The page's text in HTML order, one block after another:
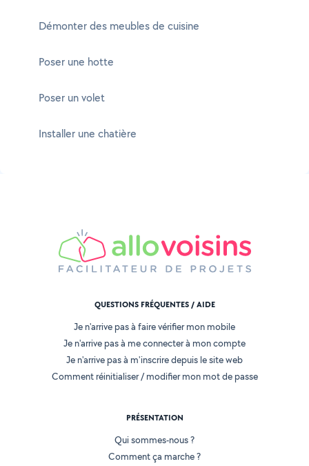
Démonter des meubles de cuisine
Poser une hotte
Poser un volet
Installer une chatière
QUESTIONS FRÉQUENTES / AIDE
Je n'arrive pas à faire vérifier mon mobile
Je n'arrive pas à me connecter à mon compte
Je n'arrive pas à m'inscrire depuis le site web
Comment réinitialiser / modifier mon mot de passe
PRÉSENTATION
Qui sommes-nous ?
Comment ça marche ?